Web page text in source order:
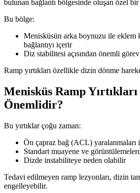
bulunan bağlantı bölgesinde oluşan özel bir
Bu bölge:
Menisküsün arka boynuzu ile eklem
bağlantıyı içerir
Diz stabilitesi açısından önemli
Ramp yırtıkları özellikle dizin dönme
Menisküs Ramp Yırtıkları
Önemlidir?
Bu yırtıklar çoğu zaman:
Ön çapraz bağ (ACL)
Standart muayene ve
Dizde instabiliteye neden olabilir
Tedavi edilmeyen ramp lezyonları, dizin
engelleyebilir.